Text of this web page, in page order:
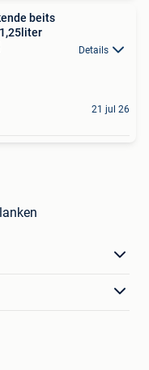
beits
Details
21 jul 26